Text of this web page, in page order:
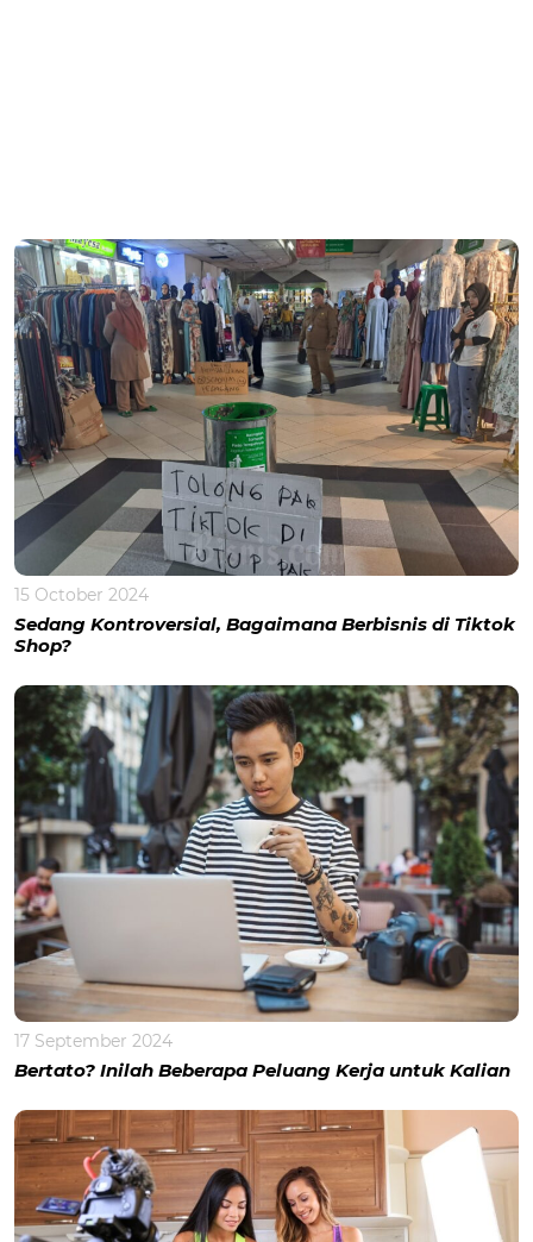
15 October 2024
Sedang Kontroversial, Bagaimana Berbisnis di Tiktok
Shop?
17 September 2024
Bertato? Inilah Beberapa Peluang Kerja untuk Kalian